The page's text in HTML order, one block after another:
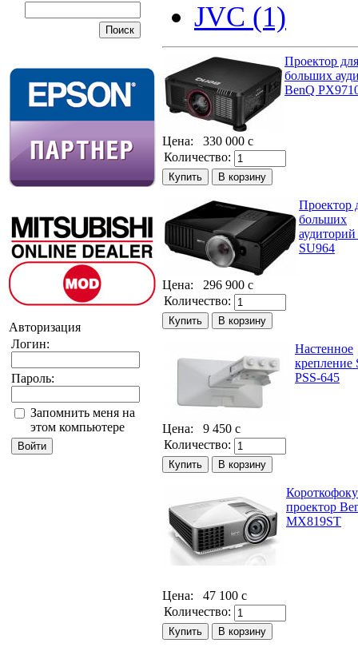
Авторизация
Логин:
Пароль:
Запомнить меня на
этом компьютере
JVC (1)
Проектор для
больших
BenQ
Цена: 330 000 c
Количество:
Проектор
больших
SU964
Цена: 296 900 c
Количество:
Настенное
крепление
PSS-645
Цена: 9 450 c
Количество:
проектор
MX819ST
Цена: 47 100 c
Количество: